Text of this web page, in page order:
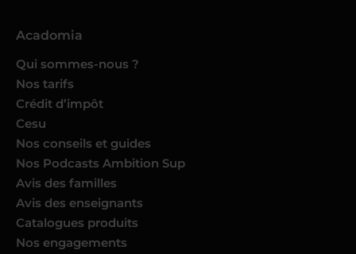
Acadomia
Qui sommes-nous ?
Nos tarifs
Crédit d’impôt
Cesu
Nos conseils et guides
Nos Podcasts Ambition Sup
Avis des familles
Avis des enseignants
Catalogues produits
Nos engagements